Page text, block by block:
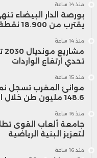
منذ 14 ساعة
بورصة الدار البيضاء
يقترب من 18.900 نقطة
منذ 14 ساعة
تحدي ارتفاع الواردات
منذ 15 ساعة
موانئ المغرب تسجل
148.6 مليون طن خلال النصف الأول
منذ 16 ساعة
لتعزيز البنية الرياضية
منذ 16 ساعة